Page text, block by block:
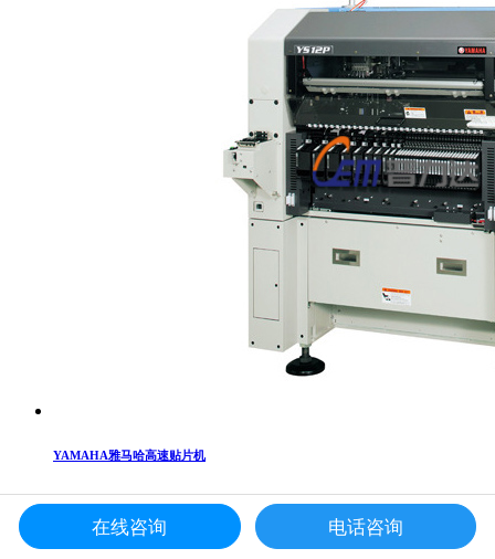
YAMAHA雅马哈高速贴片机
在线咨询 电话咨询